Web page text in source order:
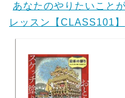
あなたのやりたいこと
レッスン【CLASS101】